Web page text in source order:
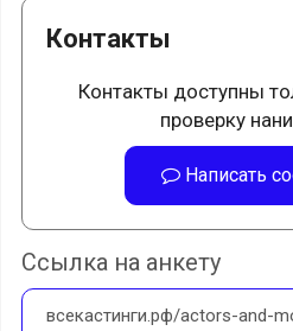
Контакты
Контакты доступны
проверку
Написать
Ссылка на анкету
всекастинги.рф/actors-and-